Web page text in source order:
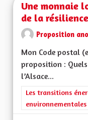
Une monnaie
de la
Proposition
Mon Code postal
proposition :
l’Alsace...
Filtrer les résultats
Les transitions